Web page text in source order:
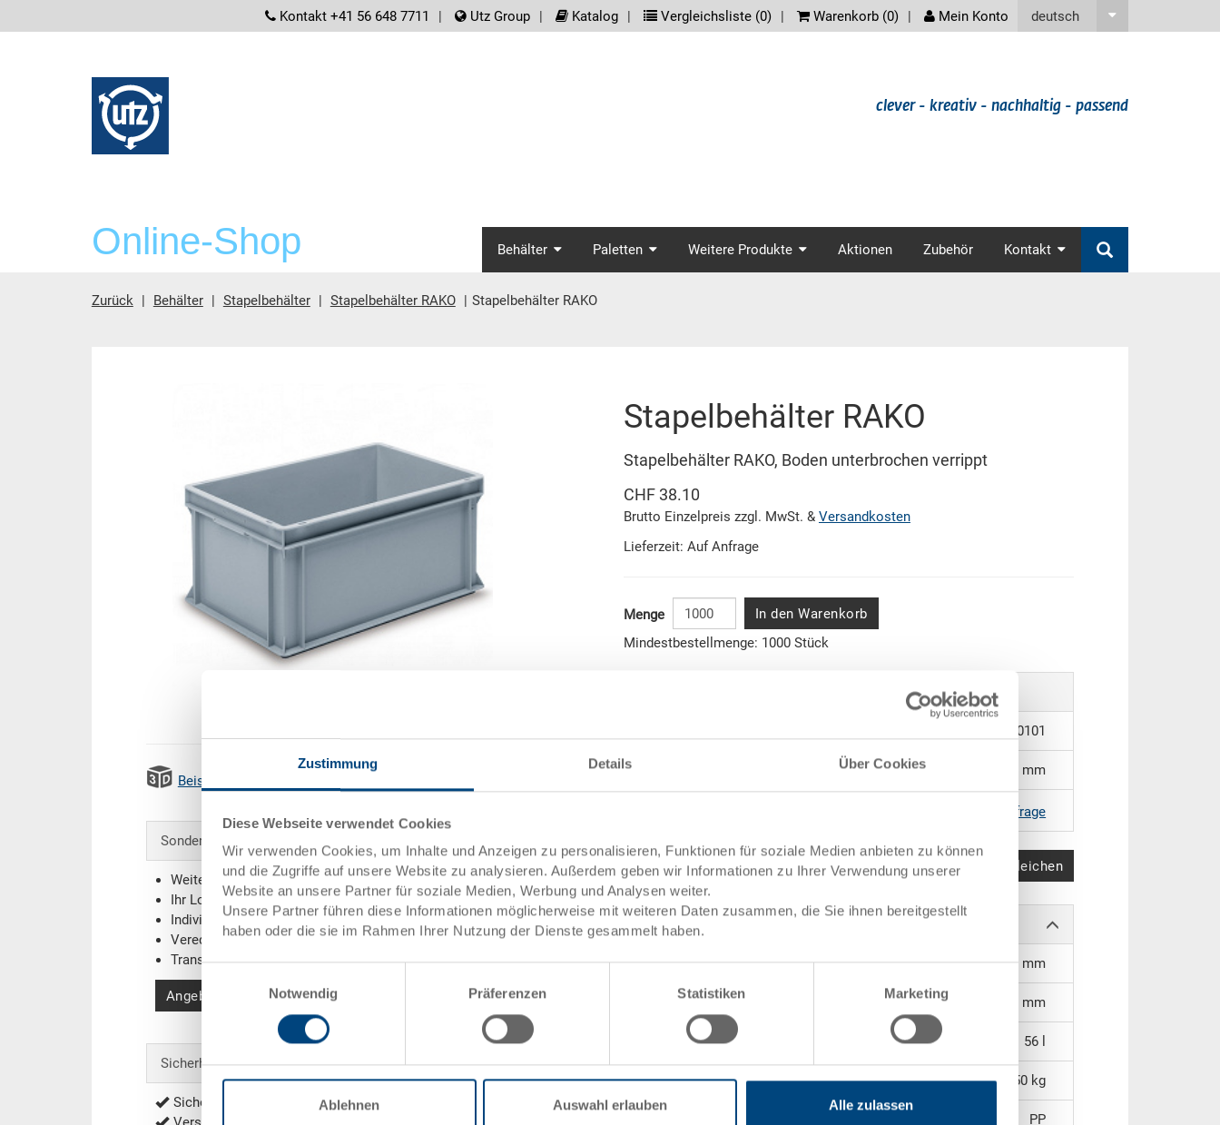
Zustimmung Details Über Cookies
Diese Webseite verwendet Cookies
Wir verwenden Cookies, um Inhalte und Anzeigen zu personalisieren, Funktionen für soziale Medien anbieten zu können
und die Zugriffe auf unsere Website zu analysieren. Außerdem geben wir Informationen zu Ihrer Verwendung unserer
Website an unsere Partner für soziale Medien, Werbung und Analysen weiter.
Unsere Partner führen diese Informationen möglicherweise mit weiteren Daten zusammen, die Sie ihnen bereitgestellt
haben oder die sie im Rahmen Ihrer Nutzung der Dienste gesammelt haben.
Notwendig
Präferenzen Statistiken Marketing
Ablehnen Auswahl erlauben Alle zulassen
deutsch
screenreader.meta_nav
Kontakt +41 56 648 7711 Utz Group Katalog Vergleichsliste (0) Warenkorb (0) Mein Konto
clever - kreativ - nachhaltig - passend
Online-Shop screenreader.main_nav
Behälter Paletten Weitere Produkte Aktionen Zubehör Kontakt
Zurück Behälter Stapelbehälter Stapelbehälter RAKO Stapelbehälter RAKO
Beispiel 3D Animation
Sonderanfertigungen - Unser Spezialgebiet
Weitere Farben
Ihr Logo / Labeling(Beispiele)
Individuelle Systemlösungen
Veredelungen
Transponder (RFID) / Barcodes(Beispiele)
Angebot anfordern
Sicherheit & Bestellung
Sichere Bestellung mit Verschlüsselung
Stapelbehälter RAKO
Stapelbehälter RAKO, Boden unterbrochen verrippt
CHF 38.10
Brutto Einzelpreis zzgl. MwSt. & Versandkosten
Lieferzeit: Auf Anfrage
Menge
In den Warenkorb
Mindestbestellmenge: 1000 Stück
3-6426-4.7000.0101
600 x 400 x 281 mm
Weitere Farben auf Anfrage
Angebot anfordern Produkt vergleichen
Technische Daten
Innenmasse 561 x 361 x 262 mm
Stapelhöhe 266 mm
Volumen 56 l
Gewicht 2.50 kg
PP